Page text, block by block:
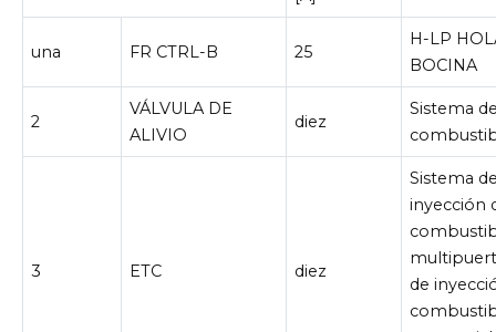
una FR CTRL-B 25
H-LP
BOCINA
2
VÁLVULA DE
ALIVIO
diez
Sistema
3 ETC diez
Sistema
inyección
de